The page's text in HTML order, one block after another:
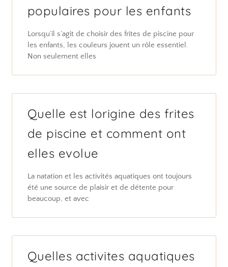
populaires pour les enfants
Lorsqu’il s’agit de choisir des frites de piscine pour
les enfants, les couleurs jouent un rôle essentiel.
Non seulement elles
Quelle est lorigine des frites
de piscine et comment ont
elles evolue
La natation et les activités aquatiques ont toujours
été une source de plaisir et de détente pour
beaucoup, et avec
Quelles activites aquatiques